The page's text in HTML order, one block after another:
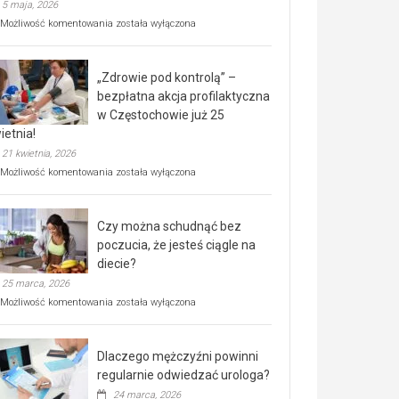
5 maja, 2026
Możliwość komentowania Rusza
rehabilitacji
dla
seniorów!
została wyłączona
„Zdrowie pod kontrolą” –
bezpłatna akcja profilaktyczna
w Częstochowie już 25
21 kwietnia, 2026
Możliwość komentowania „Zdrowie
bezpłatna
akcja
profilaktyczna
w
już
kwietnia!
została wyłączona
Czy można schudnąć bez
poczucia, że jesteś ciągle na
diecie?
25 marca, 2026
Możliwość komentowania Czy
poczucia,
że
została wyłączona
Dlaczego mężczyźni powinni
regularnie odwiedzać urologa?
24 marca, 2026